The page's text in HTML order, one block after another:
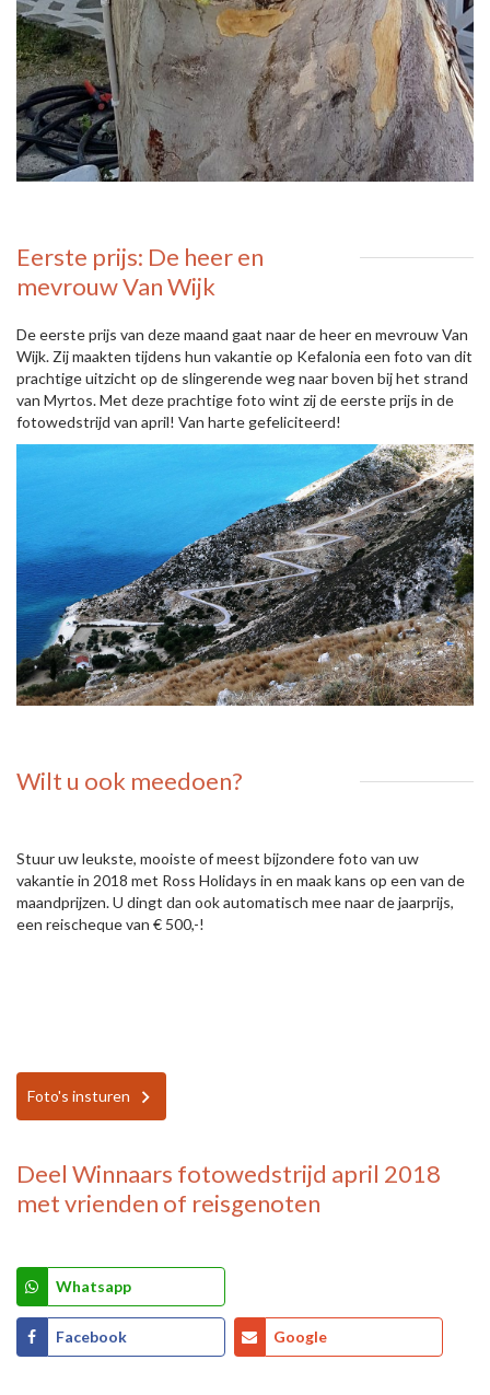
Eerste prijs: De heer en
mevrouw Van Wijk
De eerste prijs van deze maand gaat naar de heer en mevrouw Van
Wijk. Zij maakten tijdens hun vakantie op Kefalonia een foto van dit
prachtige uitzicht op de slingerende weg naar boven bij het strand
van Myrtos. Met deze prachtige foto wint zij de eerste prijs in de
fotowedstrijd van april! Van harte gefeliciteerd!
Wilt u ook meedoen?
Stuur uw leukste, mooiste of meest bijzondere foto van uw
vakantie in 2018 met Ross Holidays in en maak kans op een van de
maandprijzen. U dingt dan ook automatisch mee naar de jaarprijs,
een reischeque van € 500,-!
Foto's insturen
Deel Winnaars fotowedstrijd april 2018
met vrienden of reisgenoten
Whatsapp
Facebook Google